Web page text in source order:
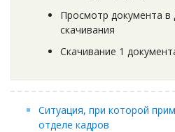
Просмотр документа
скачивания
Скачивание 1
Ситуация, при которой
отделе кадров